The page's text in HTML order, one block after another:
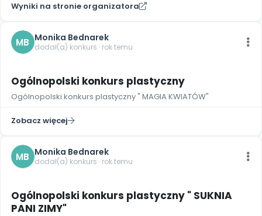
Wyniki na stronie organizatora
MB Monika Bednarek
dodał(a) konkurs · rok temu
Ogólnopolski konkurs plastyczny
Ogólnopolski konkurs plastyczny " MAGIA KWIATÓW"
Zobacz więcej
MB Monika Bednarek
dodał(a) konkurs · rok temu
Ogólnopolski konkurs plastyczny " SUKNIA
PANI ZIMY"